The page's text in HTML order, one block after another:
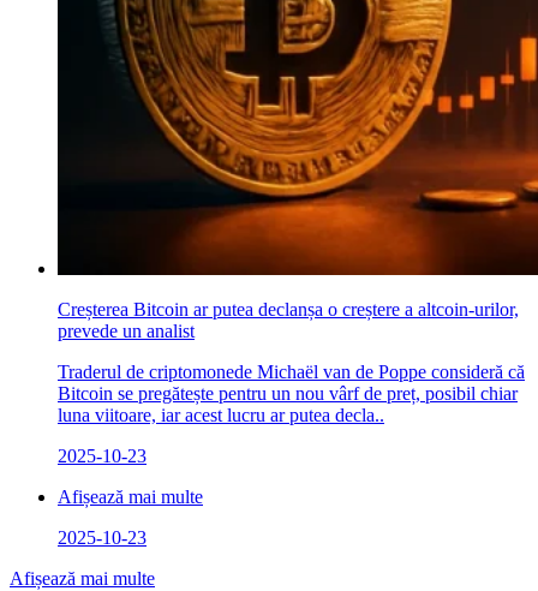
Creșterea Bitcoin ar putea declanșa o creștere a altcoin-urilor,
prevede un analist
Traderul de criptomonede Michaël van de Poppe consideră că
Bitcoin se pregătește pentru un nou vârf de preț, posibil chiar
luna viitoare, iar acest lucru ar putea decla..
2025-10-23
Afișează mai multe
2025-10-23
Afișează mai multe